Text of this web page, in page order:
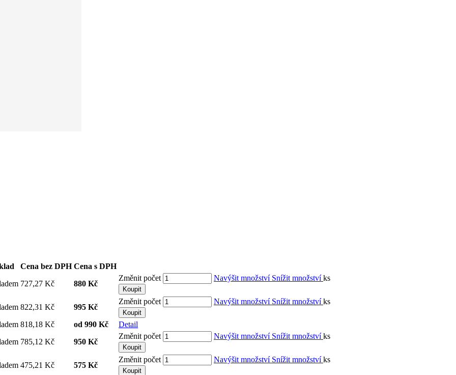
Cena bez DPH Cena s DPH
727,27 Kč 880 Kč
Změnit počet Navýšit množství Snížit množstvíks
Koupit
822,31 Kč 995 Kč
Změnit počet Navýšit množství Snížit množstvíks
Koupit
818,18 Kč od 990 Kč
Detail
785,12 Kč 950 Kč
Změnit počet Navýšit množství Snížit množstvíks
Koupit
475,21 Kč 575 Kč
Změnit počet Navýšit množství Snížit množstvíks
Koupit